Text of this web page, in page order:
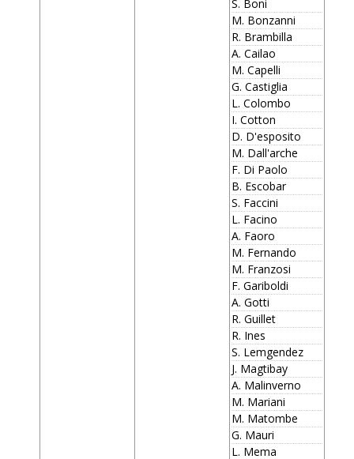
S. Boni
M. Bonzanni
R. Brambilla
A. Cailao
M. Capelli
G. Castiglia
L. Colombo
I. Cotton
D. D'esposito
M. Dall'arche
F. Di Paolo
B. Escobar
S. Faccini
L. Facino
A. Faoro
M. Fernando
M. Franzosi
F. Gariboldi
A. Gotti
R. Guillet
R. Ines
S. Lemgendez
J. Magtibay
A. Malinverno
M. Mariani
M. Matombe
G. Mauri
L. Mema